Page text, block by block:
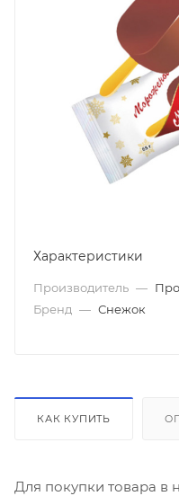
Характеристики
Производитель —
Бренд — Снежок
КАК КУПИТЬ
Для покупки товара в